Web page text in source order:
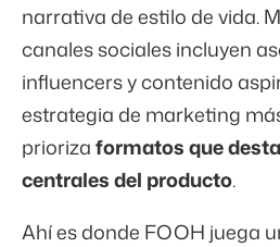
narrativa de estilo de vida.
canales sociales incluyen
influencers y contenido
estrategia de marketing
priorizaformatos que
centrales del producto.
Ahí es donde FOOH juega